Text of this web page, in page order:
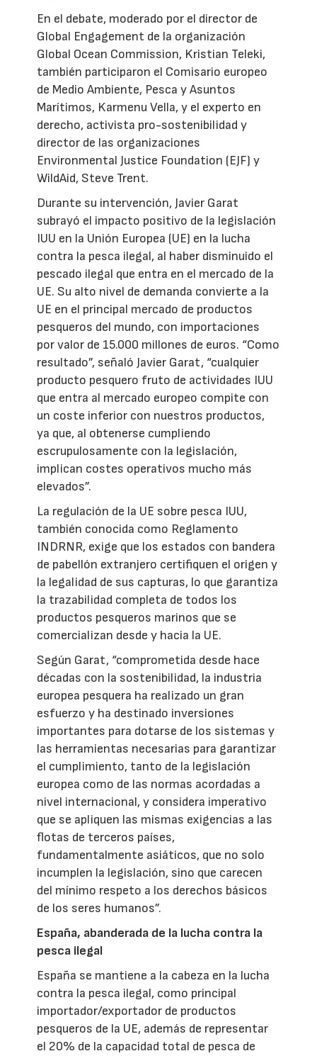
En el debate, moderado por el director de
Global Engagement de la organización
Global Ocean Commission, Kristian Teleki,
también participaron el Comisario europeo
de Medio Ambiente, Pesca y Asuntos
Marítimos, Karmenu Vella, y el experto en
derecho, activista pro-sostenibilidad y
director de las organizaciones
Environmental Justice Foundation (EJF) y
WildAid, Steve Trent.
Durante su intervención, Javier Garat
subrayó el impacto positivo de la legislación
IUU en la Unión Europea (UE) en la lucha
contra la pesca ilegal, al haber disminuido el
pescado ilegal que entra en el mercado de la
UE. Su alto nivel de demanda convierte a la
UE en el principal mercado de productos
pesqueros del mundo, con importaciones
por valor de 15.000 millones de euros. “Como
resultado”, señaló Javier Garat, “cualquier
producto pesquero fruto de actividades IUU
que entra al mercado europeo compite con
un coste inferior con nuestros productos,
ya que, al obtenerse cumpliendo
escrupulosamente con la legislación,
implican costes operativos mucho más
elevados”.
La regulación de la UE sobre pesca IUU,
también conocida como Reglamento
INDRNR, exige que los estados con bandera
de pabellón extranjero certifiquen el origen y
la legalidad de sus capturas, lo que garantiza
la trazabilidad completa de todos los
productos pesqueros marinos que se
comercializan desde y hacia la UE.
Según Garat, “comprometida desde hace
décadas con la sostenibilidad, la industria
europea pesquera ha realizado un gran
esfuerzo y ha destinado inversiones
importantes para dotarse de los sistemas y
las herramientas necesarias para garantizar
el cumplimiento, tanto de la legislación
europea como de las normas acordadas a
nivel internacional, y considera imperativo
que se apliquen las mismas exigencias a las
flotas de terceros países,
fundamentalmente asiáticos, que no solo
incumplen la legislación, sino que carecen
del mínimo respeto a los derechos básicos
de los seres humanos”.
España, abanderada de la lucha contra la
pesca ilegal
España se mantiene a la cabeza en la lucha
contra la pesca ilegal, como principal
importador/exportador de productos
pesqueros de la UE, además de representar
el 20% de la capacidad total de pesca de